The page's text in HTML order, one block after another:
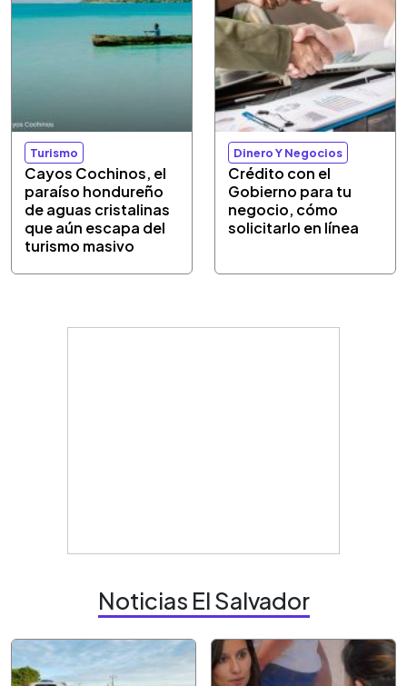
Turismo
Cayos Cochinos, el
paraíso hondureño
de aguas cristalinas
que aún escapa del
turismo masivo
Dinero Y Negocios
Crédito con el
Gobierno para tu
negocio, cómo
solicitarlo en línea
Noticias El Salvador